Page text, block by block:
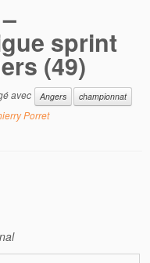
sprint
(49)
avec Angers
championnat
Porret